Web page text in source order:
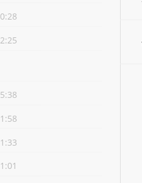
0:28
2:25
5:38
1:58
1:33
1:01